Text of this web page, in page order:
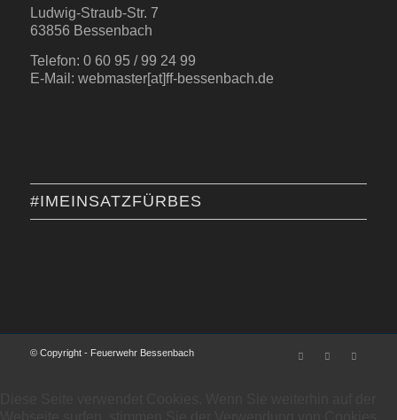
Ludwig-Straub-Str. 7
63856 Bessenbach
Telefon: 0 60 95 / 99 24 99
E-Mail: webmaster[at]ff-bessenbach.de
#IMEINSATZFÜRBES
© Copyright - Feuerwehr Bessenbach